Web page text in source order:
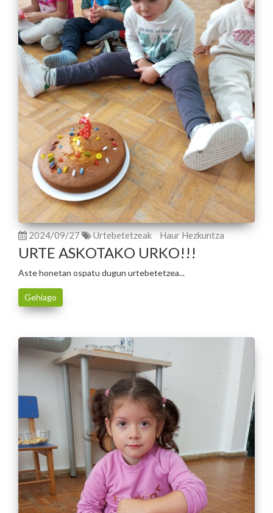
2024/09/27 Urtebetetzeak Haur Hezkuntza
URTE ASKOTAKO URKO!!!
Aste honetan ospatu dugun urtebetetzea...
Gehiago